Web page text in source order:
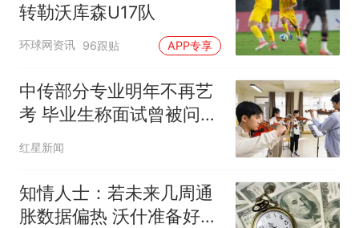
转勒沃库森U17队
环球网资讯 96跟贴 APP专享
中传部分专业明年不再艺
考 毕业生称面试曾被问
“如何策划晚会” 专家：遏
制“艺考捷径化”
红星新闻
知情人士：若未来几周通
胀数据偏热 沃什准备好加